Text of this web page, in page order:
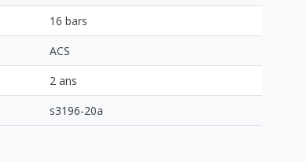
16 bars
ACS
2 ans
s3196-20a